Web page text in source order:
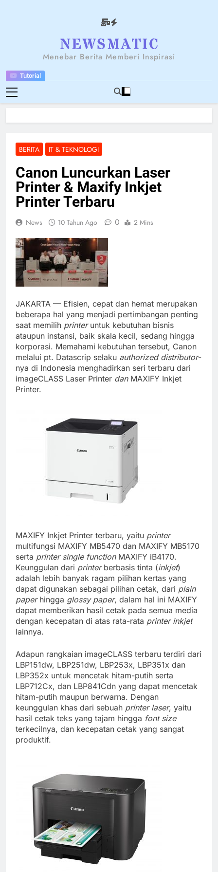
Tutorial
NEWSANTARA
Menebar Berita Memberi Inspirasi
BERITA IT & TEKNOLOGI
Canon Luncurkan Laser
Printer & Maxify Inkjet
Printer Terbaru
News 10 Tahun Ago 0 2 Mins
JAKARTA — Efisien, cepat dan hemat merupakan
beberapa hal yang menjadi pertimbangan penting
saat memilih printeruntuk kebutuhan bisnis
ataupun instansi, baik skala kecil, sedang hingga
korporasi. Memahami kebutuhan tersebut, Canon
melalui pt. Datascrip selaku authorized distributor-
nya di Indonesia menghadirkan seri terbaru dari
imageCLASS Laser Printer dan MAXIFY Inkjet
Printer.
MAXIFY Inkjet Printer terbaru, yaitu printer
multifungsi MAXIFY MB5470 dan MAXIFY MB5170
serta printer single functionMAXIFY iB4170.
Keunggulan dari printer berbasis tinta (inkjet)
adalah lebih banyak ragam pilihan kertas yang
dapat digunakan sebagai pilihan cetak, dari plain
paperhingga glossy paper, dalam hal ini MAXIFY
dapat memberikan hasil cetak pada semua media
dengan kecepatan di atas rata-rata printer inkjet
lainnya.
Adapun rangkaian imageCLASS terbaru terdiri dari
LBP151dw, LBP251dw, LBP253x, LBP351x dan
LBP352x untuk mencetak hitam-putih serta
LBP712Cx, dan LBP841Cdn yang dapat mencetak
hitam-putih maupun berwarna. Dengan
keunggulan khas dari sebuah printer laser, yaitu
hasil cetak teks yang tajam hingga font size
terkecilnya, dan kecepatan cetak yang sangat
produktif.